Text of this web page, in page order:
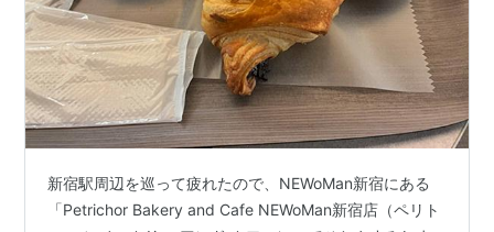
新宿駅周辺を巡って疲れたので、NEWoMan新宿にある
「Petrichor Bakery and Cafe NEWoMan新宿店（ペリト